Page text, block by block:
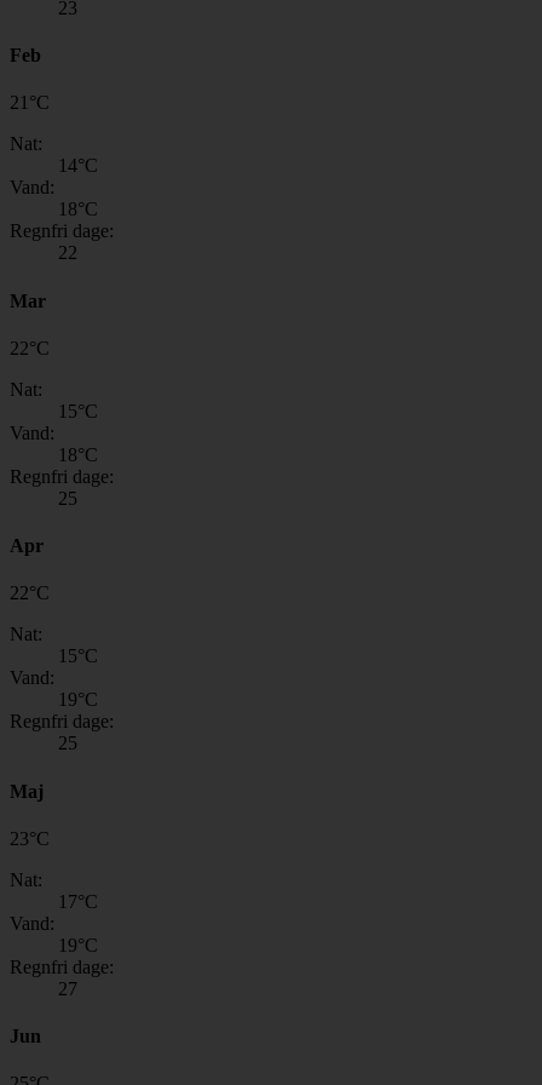
23
Feb
21 °C
Nat:
14°C
Vand:
18°C
Regnfri dage:
22
Mar
22°C
Nat:
15°C
Vand:
18°C
Regnfri dage:
25
Apr
22°C
Nat:
15°C
Vand:
19°C
Regnfri dage:
25
Maj
23°C
Nat:
17°C
Vand:
19°C
Regnfri dage:
27
Jun